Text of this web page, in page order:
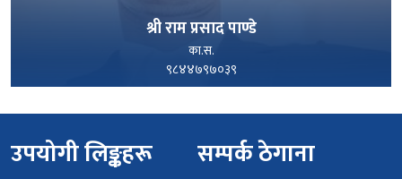
श्री राम प्रसाद पाण्डे
का.स.
९८४४७९७०३९
पूरा हेर्नुहोस्
उपयोगी लिङ्कहरू सम्पर्क ठेगाना